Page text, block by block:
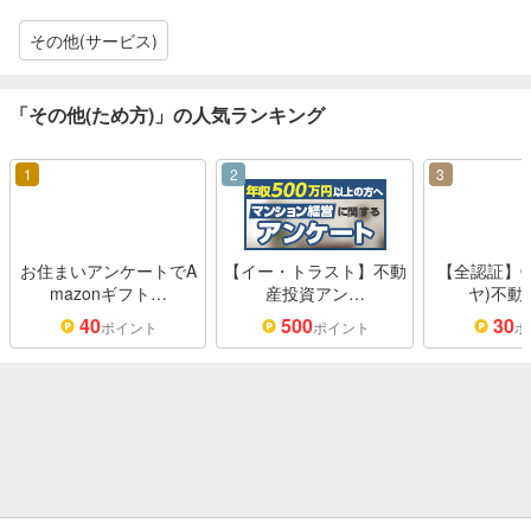
その他(サービス)
「その他(ため方)」の人気ランキング
1
お住まいアンケートでA
mazonギフト…
40ポイント
2
【イー・トラスト】不動
産投資アン…
500ポイント
3
【全認証】
ヤ)不
30